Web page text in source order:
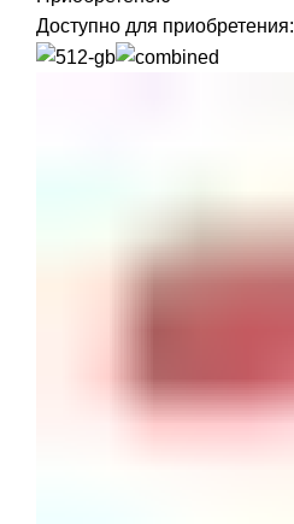
Доступно для приобретения: